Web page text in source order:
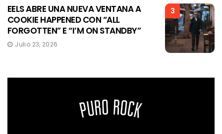
3
EELS ABRE UNA NUEVA VENTANA A
COOKIE HAPPENED CON “ALL
FORGOTTEN” E “I’M ON STANDBY”
Julio 23, 2026